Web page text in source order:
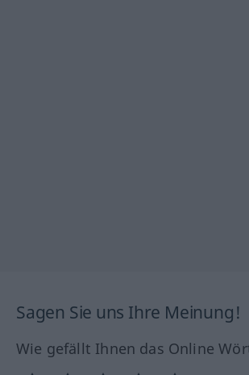
Sagen Sie uns Ihre Meinung!
Wie gefällt Ihnen das Online